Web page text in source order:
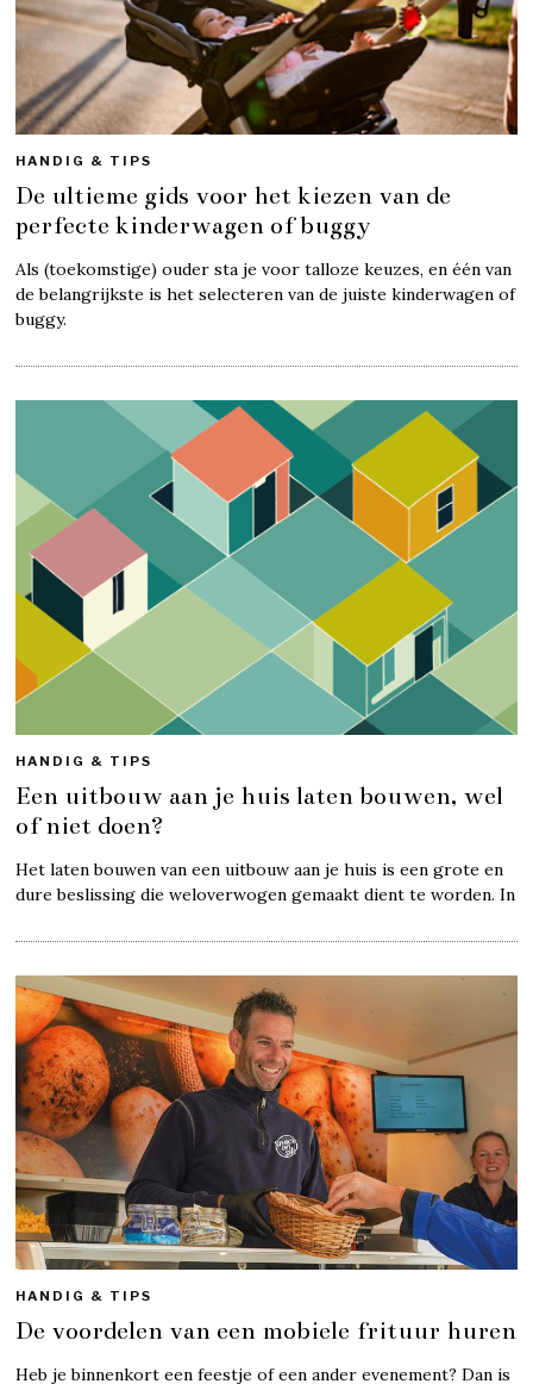
HANDIG & TIPS
De ultieme gids voor het kiezen van de
perfecte kinderwagen of buggy
Als (toekomstige) ouder sta je voor talloze keuzes, en één van
de belangrijkste is het selecteren van de juiste kinderwagen of
buggy.
HANDIG & TIPS
Een uitbouw aan je huis laten bouwen, wel
of niet doen?
Het laten bouwen van een uitbouw aan je huis is een grote en
dure beslissing die weloverwogen gemaakt dient te worden. In
HANDIG & TIPS
De voordelen van een mobiele frituur huren
Heb je binnenkort een feestje of een ander evenement? Dan is